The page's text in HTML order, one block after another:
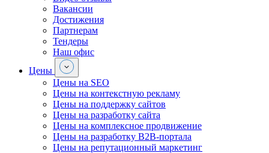
Вакансии
Достижения
Партнерам
Тендеры
Наш офис
Цены
Цены на SEO
Цены на контекстную рекламу
Цены на поддержку сайтов
Цены на разработку сайта
Цены на комплексное продвижение
Цены на разработку В2В-портала
Цены на репутационный маркетинг